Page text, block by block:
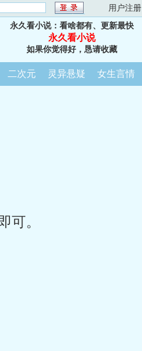
用户注册
永久看小说：看啥都有、更新最快
永久看小说
如果你觉得好，恳请收藏
二次元 灵异悬疑 女生言情
可。